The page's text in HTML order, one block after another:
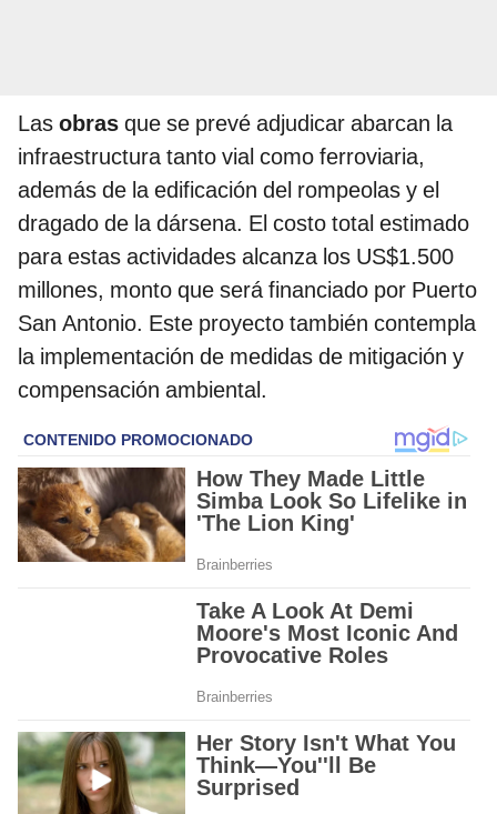
Las obras que se prevé adjudicar abarcan la
infraestructura tanto vial como ferroviaria,
además de la edificación del rompeolas y el
dragado de la dársena. El costo total estimado
para estas actividades alcanza los US$1.500
millones, monto que será financiado por Puerto
San Antonio. Este proyecto también contempla
la implementación de medidas de mitigación y
compensación ambiental.